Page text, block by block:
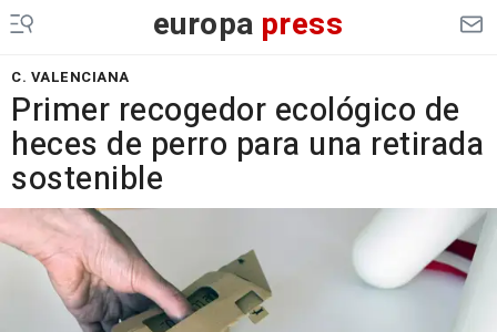
europa press
C. VALENCIANA
Primer recogedor ecológico de
heces de perro para una retirada
sostenible